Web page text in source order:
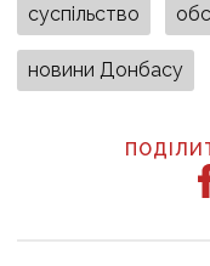
суспільство
новини Донбасу